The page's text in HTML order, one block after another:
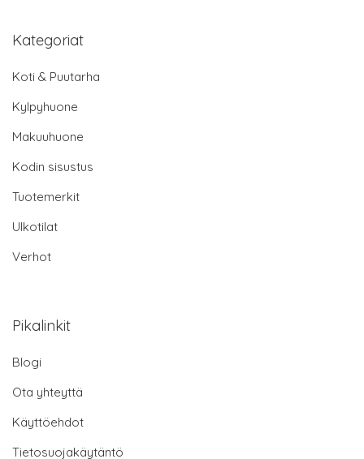
Kategoriat
Koti & Puutarha
Kylpyhuone
Makuuhuone
Kodin sisustus
Tuotemerkit
Ulkotilat
Verhot
Pikalinkit
Blogi
Ota yhteyttä
Käyttöehdot
Tietosuojakäytäntö